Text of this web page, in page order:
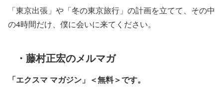
「東京出張」や「冬の東京旅行」の計画を立てて、その中
の4時間だけ、僕に会いに来てください。
・藤村正宏のメルマガ
「エクスマ マガジン」 ＜無料＞です。